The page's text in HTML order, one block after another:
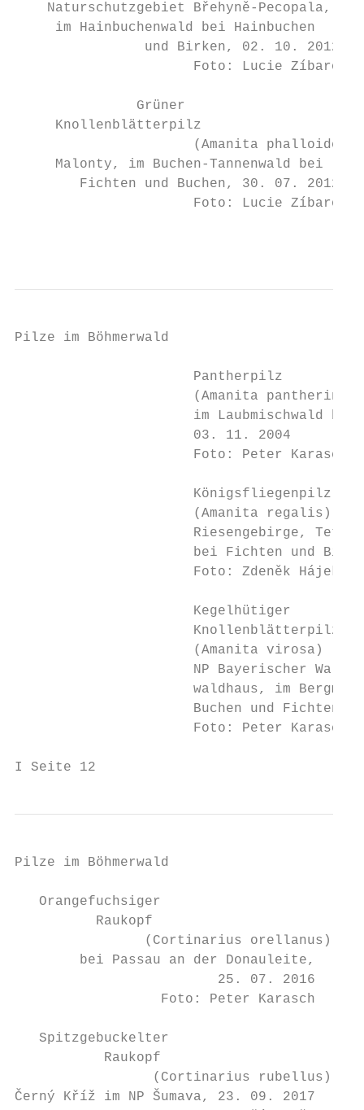
    Naturschutzgebiet Břehyně-Pecopala,
     im Hainbuchenwald bei Hainbuchen
                und Birken, 02. 10. 2012
                      Foto: Lucie Zíbarová
               Grüner
     Knollenblätterpilz
                      (Amanita phalloides)
     Malonty, im Buchen-Tannenwald bei
        Fichten und Buchen, 30. 07. 2012
                      Foto: Lucie Zíbarová
Pilze im Böhmerwald
                      Pantherpilz
                      (Amanita pantherina)
im Laubmischwald bei
                      03. 11. 2004
                      Foto: Peter Karasch
                      Königsfliegenpilz
                      (Amanita regalis)
Riesengebirge,
bei Fichten und
                      Foto: Zdeněk Hájek
                      Kegelhütiger
                      Knollenblätterpilz
                      (Amanita virosa)
NP Bayerischer Wald
waldhaus, im
Buchen und Fichten,
                      Foto: Peter Karasch
I Seite 12
Pilze im Böhmerwald
   Orangefuchsiger
          Raukopf
                (Cortinarius orellanus)
        bei Passau an der Donauleite,
                         25. 07. 2016
                  Foto: Peter Karasch
   Spitzgebuckelter
           Raukopf
                 (Cortinarius rubellus)
Černý Kříž im NP Šumava, 23. 09. 2017